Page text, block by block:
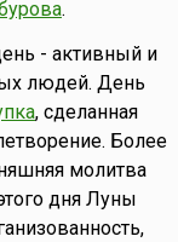
.
- активный и
людей. День
, сделанная
Более
молитва
дня Луны